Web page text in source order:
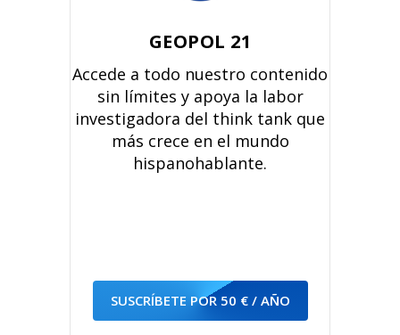
GEOPOL 21
Accede a todo nuestro contenido
sin límites y apoya la labor
investigadora del think tank que
más crece en el mundo
hispanohablante.
SUSCRÍBETE POR 50 € / AÑO